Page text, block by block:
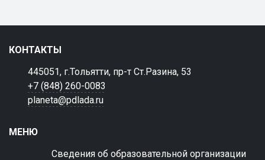
КОНТАКТЫ
445051, г.Тольятти, пр-т Ст.Разина, 53
+7 (848) 260-0083
planeta@pdlada.ru
МЕНЮ
Сведения об образовательной организации